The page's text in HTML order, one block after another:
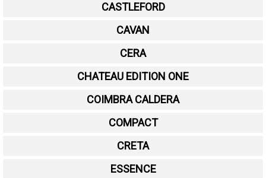
CASTLEFORD
CAVAN
CERA
CHATEAU EDITION ONE
COIMBRA CALDERA
COMPACT
CRETA
ESSENCE